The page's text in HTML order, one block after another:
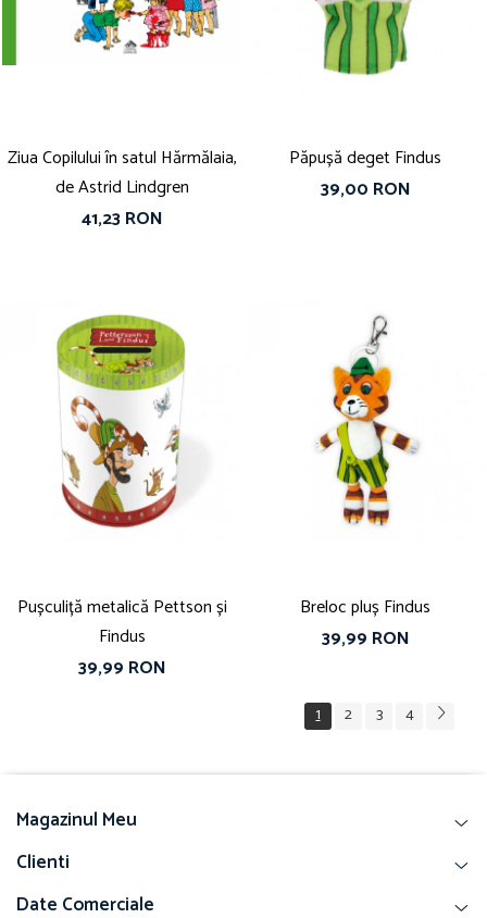
Ziua Copilului în satul Hărmălaia,
de Astrid Lindgren
41,23 RON
Păpușă deget Findus
39,00 RON
Pușculiță metalică Pettson și
Findus
39,99 RON
Breloc pluș Findus
39,99 RON
1 2 3 4
Magazinul Meu
Clienti
Date Comerciale